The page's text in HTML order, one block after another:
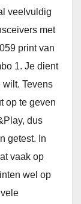
veelvuldig
met
print van
1. Je dient
Tevens
op te geven
dus
getest. In
vaak op
wel op